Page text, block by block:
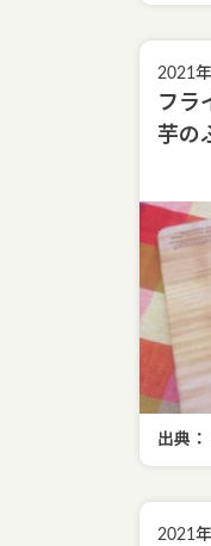
2021
フラ
芋の
出典
2021